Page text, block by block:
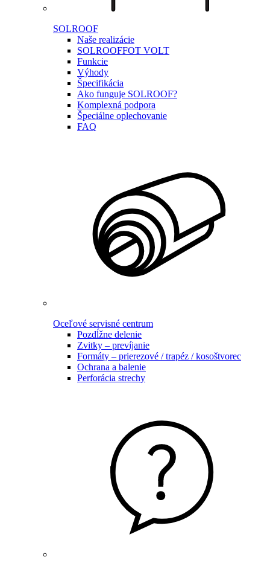
SOLROOF
Naše realizácie
SOLROOFFOT VOLT
Funkcie
Výhody
Špecifikácia
Ako funguje SOLROOF?
Komplexná podpora
Špeciálne oplechovanie
FAQ
Oceľové servisné centrum
Pozdĺžne delenie
Zvitky – prevíjanie
Formáty – prierezové / trapéz / kosoštvorec
Ochrana a balenie
Perforácia strechy